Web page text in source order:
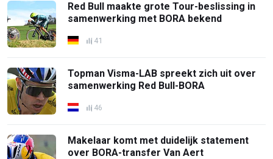
Red Bull maakte grote Tour-beslissing in
samenwerking met BORA bekend
41
Topman Visma-LAB spreekt zich uit over
samenwerking Red Bull-BORA
46
Makelaar komt met duidelijk statement
over BORA-transfer Van Aert